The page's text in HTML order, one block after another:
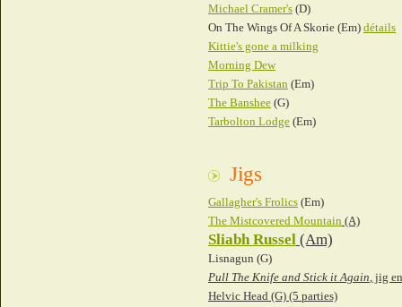
Michael Cramer's (D)
On The Wings Of A Skorie (Em) détails
Kittie's gone a milking
Morning Dew
Trip To Pakistan (Em)
The Banshee (G)
Tarbolton Lodge (Em)
Jigs
Gallagher's Frolics (Em)
The Mistcovered Mountain (A)
Sliabh Russel (Am)
Lisnagun (G)
Pull The Knife and Stick it Again, jig
Helvic Head (G) (5 parties)